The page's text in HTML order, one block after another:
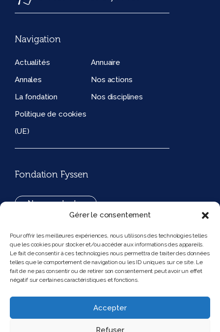
Gérer le consentement
Pour offrir les meilleures expériences, nous utilisons des technologies telles
que les cookies pour stocker et/ou accéder aux informations des appareils.
Le fait de consentir à ces technologies nous permettra de traiter des données
telles que le comportement de navigation ou les ID uniques sur ce site. Le
fait de ne pas consentir ou de retirer son consentement peut avoir un effet
négatif sur certaines caractéristiques et fonctions.
Accepter
Refuser
Navigation
Actualités
Annuaire
Annales
Nos actions
La fondation
Nos disciplines
Politique de cookies
(UE)
Fondation Fyssen
Nous contacter
194, rue de Rivoli 75001 Paris France
Nous suivre